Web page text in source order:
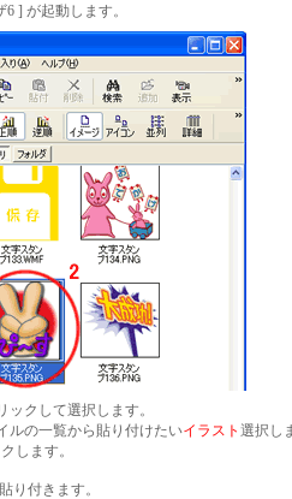
] が起動します。
ックして選択します。
ルの一覧から貼り付けたいイラスト 選択し
します。
り付きます。